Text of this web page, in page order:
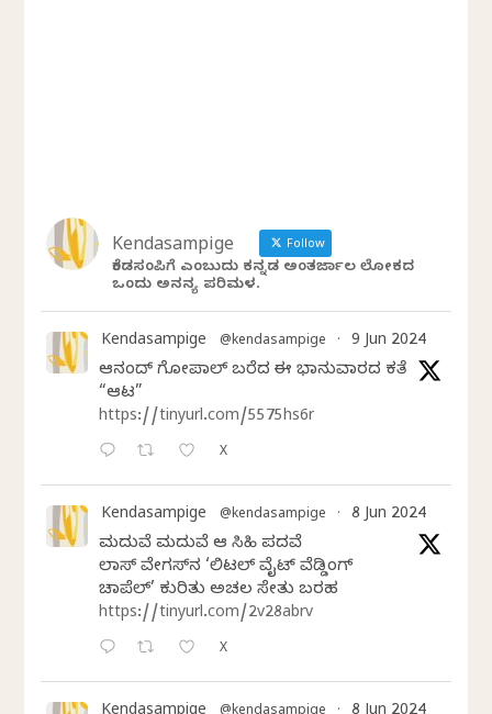
Kendasampige Follow
ಕೆಂಡಸಂಪಿಗೆ ಎಂಬುದು ಕನ್ನಡ ಅಂತರ್ಜಾಲ ಲೋಕದ
ಒಂದು ಅನನ್ಯ ಪರಿಮಳ.
Kendasampige @kendasampige · 9 Jun 2024
ಆನಂದ್‌ ಗೋಪಾಲ್‌ ಬರೆದ ಈ ಭಾನುವಾರದ ಕತೆ
“ಆಟ”
https://tinyurl.com/5575hs6r
X
Kendasampige @kendasampige · 8 Jun 2024
ಮದುವೆ ಮದುವೆ ಆ ಸಿಹಿ ಪದವೆ
ಲಾಸ್‌ ವೇಗಸ್‌ನ ‘ಲಿಟಲ್ ವೈಟ್ ವೆಡ್ಡಿಂಗ್
ಚಾಪೆಲ್’ ಕುರಿತು ಅಚಲ ಸೇತು ಬರಹ
https://tinyurl.com/2v28abrv
X